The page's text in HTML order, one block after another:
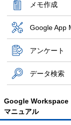
メモ作成
Google App
アンケート
データ検索
Google Workspace
マニュアル